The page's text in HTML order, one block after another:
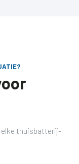
thuisbatterij-